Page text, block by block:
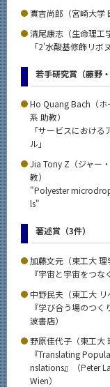
實吉尚郎（宮崎大学
清尾康志（生命理工
「2'水酸基修飾リボ
若手研究賞（藤野
Ho Quang Bach（ホ
系 助教）
「サービスにおけ
ル」
Jia Tony Z（ジャー
教）
"Polyester
ls"
著述賞（3件）
加藤文元（東工大 理
『宇宙と宇宙をつな
中野民夫（東工大 リ
『学び合う場のつ
波書店）
野原佳代子（東工大
『Translating
nslations』（Peter
Wien）